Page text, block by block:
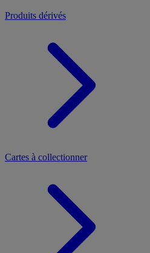
Produits dérivés
Cartes à collectionner